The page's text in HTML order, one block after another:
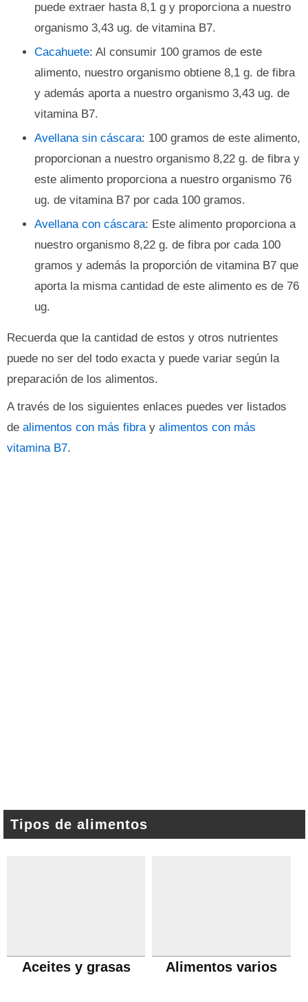
puede extraer hasta 8,1 g y proporciona a nuestro
organismo 3,43 ug. de vitamina B7.
Cacahuete: Al consumir 100 gramos de este
alimento, nuestro organismo obtiene 8,1 g. de fibra
y además aporta a nuestro organismo 3,43 ug. de
vitamina B7.
Avellana sin cáscara: 100 gramos de este alimento,
proporcionan a nuestro organismo 8,22 g. de fibra y
este alimento proporciona a nuestro organismo 76
ug. de vitamina B7 por cada 100 gramos.
Avellana con cáscara: Este alimento proporciona a
nuestro organismo 8,22 g. de fibra por cada 100
gramos y además la proporción de vitamina B7 que
aporta la misma cantidad de este alimento es de 76
ug.
Recuerda que la cantidad de estos y otros nutrientes
puede no ser del todo exacta y puede variar según la
preparación de los alimentos.
A través de los siguientes enlaces puedes ver listados
de alimentos con más fibray alimentos con más
vitamina B7.
Tipos de alimentos
Aceites y grasas Alimentos varios